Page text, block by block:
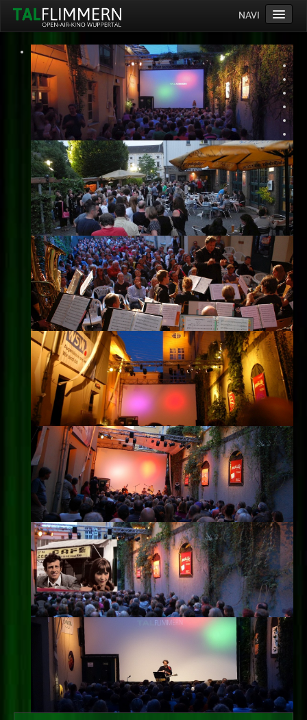
NAVI
Home
Programm
Service
Ticketinfos
Ort
Anreise
Wetter
Kinogutschein
Konzept
Archiv
Kontakt
Impressum
Datenschutz